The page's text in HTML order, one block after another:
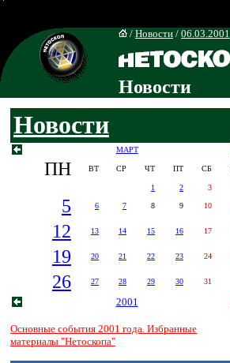
/ Новости / 06.03.2001
Новости
Новости
МАРТ
ПН ВТ СР ЧТ ПТ СБ
1 2 3
5 6 7 8 9 10
12 13 14 15 16 17
19 20 21 22 23 24
26 27 28 29 30 31
2001
Основные события 2001 года. Избранные
материалы "Нетоскопа"